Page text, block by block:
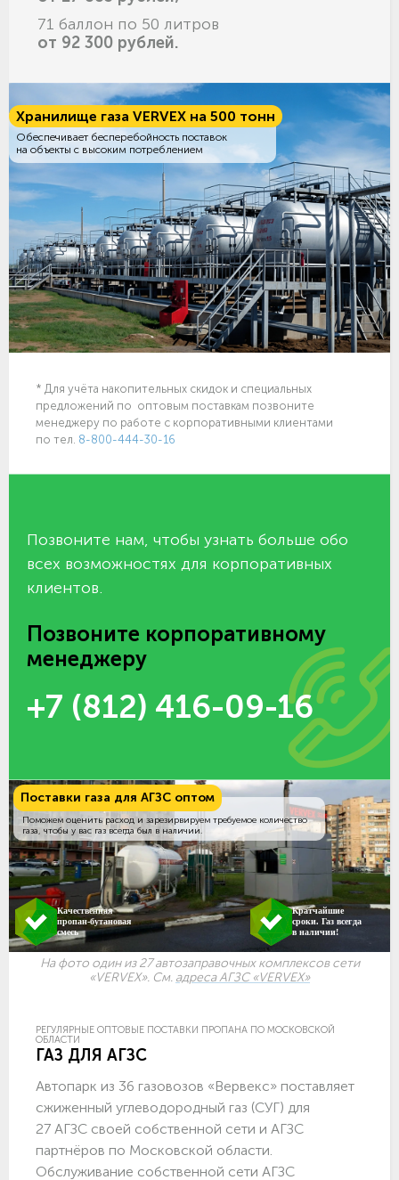
71 баллон по 50 литров
от 92 300 рублей.
Хранилище газа VERVEX на 500 тонн
Обеспечивает бесперебойность поставок
на объекты с высоким потреблением
* Для учёта накопительных скидок и специальных
предложений по оптовым поставкам позвоните
менеджеру по работе с корпоративными клиентами
по тел. 8-800-444-30-16
Позвоните нам, чтобы узнать больше обо
всех возможностях для корпоративных
клиентов.
Позвоните корпоративному
менеджеру
+7 (812) 416-09-16
Поставки газа для АГЗС оптом
Поможем оценить расход и зарезирвируем требуемое количество
газа, чтобы у вас газ всегда был в наличии.
Качественная
пропан-бутановая
смесь
Кратчайшие
сроки. Газ всегда
в наличии!
На фото один из 27 автозаправочных комплексов сети
«VERVEX». См. адреса АГЗС «VERVEX»
РЕГУЛЯРНЫЕ ОПТОВЫЕ ПОСТАВКИ ПРОПАНА ПО МОСКОВСКОЙ
ОБЛАСТИ
ГАЗ ДЛЯ АГЗС
Автопарк из 36 газовозов «Вервекс» поставляет
сжиженный углеводородный газ (СУГ) для
27 АГЗС своей собственной сети и АГЗС
партнёров по Московской области.
Обслуживание собственной сети АГЗС